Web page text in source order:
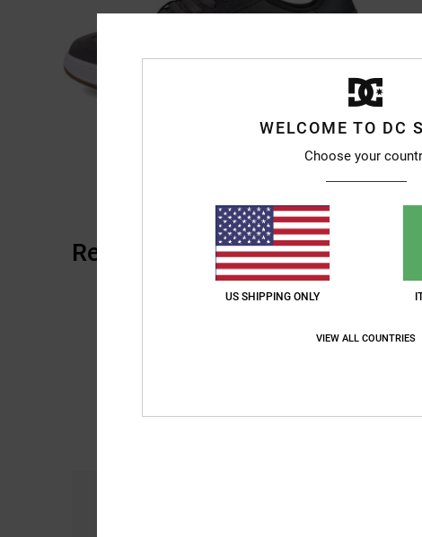
Recensioni dei clienti
WELCOME TO DC
Choose your
US SHIPPING ONLY
VIEW ALL COUNTRIES